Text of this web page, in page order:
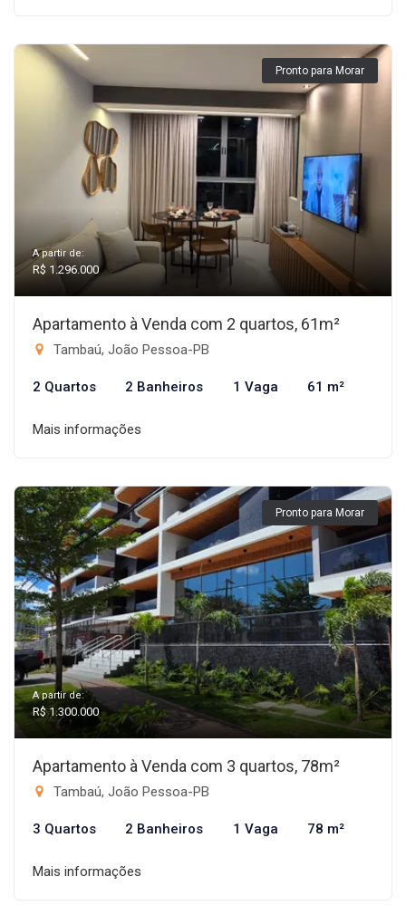
Pronto para Morar
A partir de:
R$ 1.296.000
Apartamento à Venda com 2 quartos, 61m²
Tambaú, João Pessoa-PB
2 Quartos 2 Banheiros 1 Vaga 61 m²
Mais informações
Pronto para Morar
A partir de:
R$ 1.300.000
Apartamento à Venda com 3 quartos, 78m²
Tambaú, João Pessoa-PB
3 Quartos 2 Banheiros 1 Vaga 78 m²
Mais informações